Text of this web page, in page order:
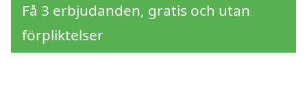
Få 3 erbjudanden, gratis och utan
förpliktelser